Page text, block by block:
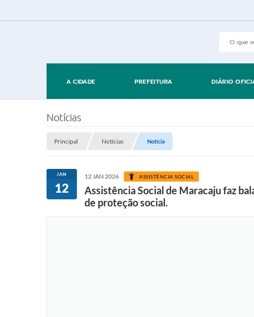
A CIDADE PREFEITURA DIÁRIO
Notícias
Principal Notícias Notícia
JAN
12
12 JAN 2026 ASSISTÊNCIA SOCIAL
Assistência Social de Maracaju faz
de proteção social.